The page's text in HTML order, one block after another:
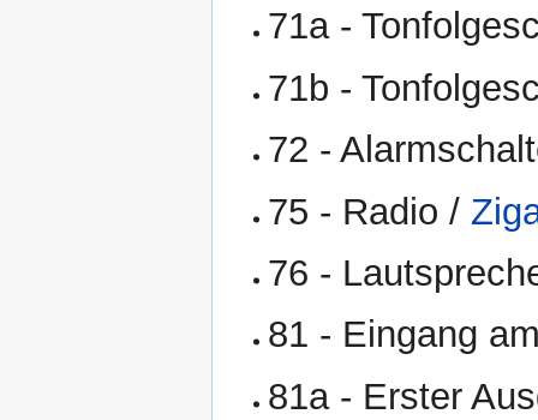
71a -
71b -
72 -
75 - Radio /
76 -
81 - Eingang
81a - Erster